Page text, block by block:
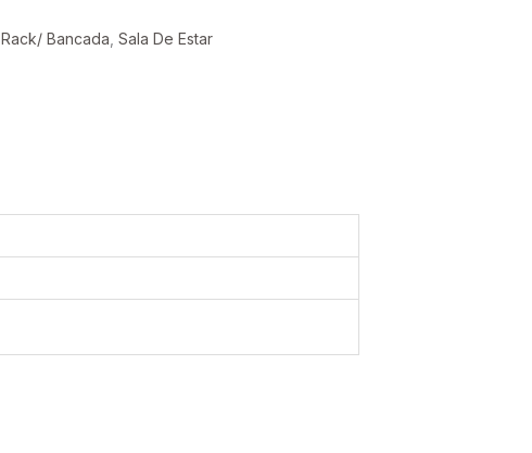
Rack/ Bancada Sala De Estar